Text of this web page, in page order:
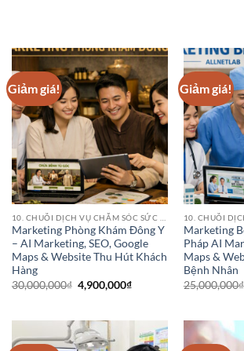
Giảm giá!
Marketing Phòng Khám Đông Y
– AI Marketing, SEO, Google
Maps & Website Thu Hút Khách
Hàng
30,000,000₫ Giá
gốc
4,900,000₫Giá
4,900,000₫.
Giảm giá!
Marketing
Pháp AI
Maps &
Bệnh Nhân
25,000,000₫